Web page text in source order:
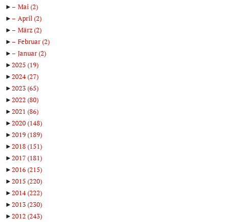
►
Mai(2)
►
April(2)
►
März(2)
►
Februar(2)
►
Januar(2)
►2025 (19)
►2024(27)
►2023(65)
►2022 (80)
►2021 (86)
►2020(148)
►2019(189)
►2018(151)
►2017(181)
►2016(215)
►2015 (220)
►2014(222)
►2013(230)
►2012 (243)